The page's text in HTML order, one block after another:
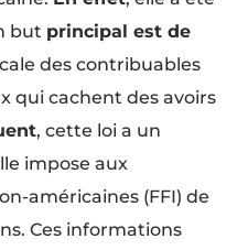
but principal est de
des contribuables
qui cachent des avoirs
, cette loi a un
impose aux
américaines (FFI) de
Ces informations